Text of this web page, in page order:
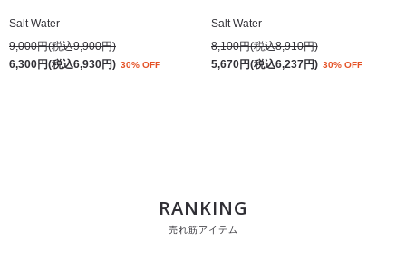
Salt Water
9,000円(税込9,900円)
6,300円(税込6,930円) 30% OFF
Salt Water
8,100円(税込8,910円)
5,670円(税込6,237円) 30% OFF
RANKING
売れ筋アイテム